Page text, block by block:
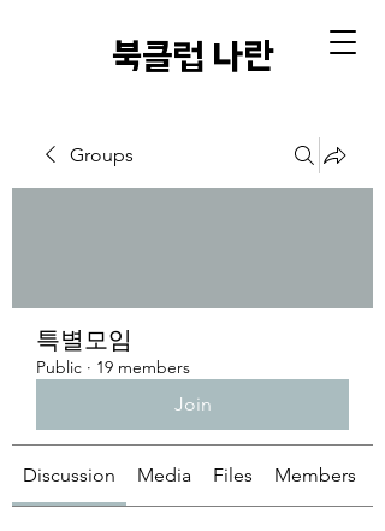
​북클럽 나란
Groups
특별모임
Public · 19 members
Join
Discussion Media Files Members